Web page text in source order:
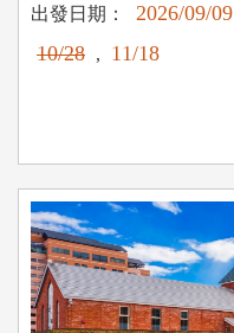
出發日期： 2026/09/09
10/28 , 11/18